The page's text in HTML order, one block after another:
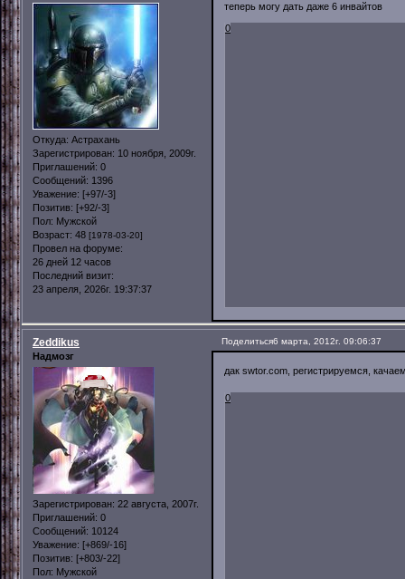
Откуда: Астрахань
Зарегистрирован: 10 ноября, 2009г.
Приглашений: 0
Сообщений: 1396
Уважение: [+97/-3]
Позитив: [+92/-3]
Пол: Мужской
Возраст: 48 [1978-03-20]
Провел на форуме:
26 дней 12 часов
Последний визит:
23 апреля, 2026г. 19:37:37
теперь могу дать даже 6 инвайтов
0
Поделиться6 марта, 2012г. 09:06:37
Zeddikus
Надмозг
Зарегистрирован: 22 августа, 2007г.
Приглашений: 0
Сообщений: 10124
Уважение: [+869/-16]
Позитив: [+803/-22]
Пол: Мужской
дак swtor.com, регистрируемся,
0